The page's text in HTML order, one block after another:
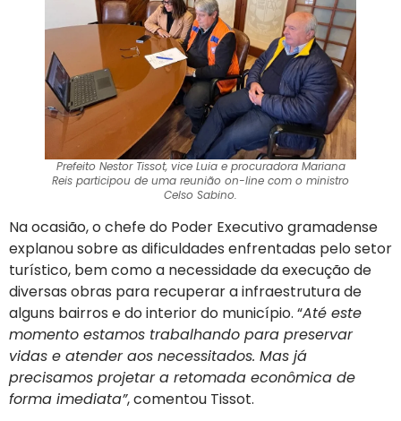
Prefeito Nestor Tissot, vice Luia e procuradora Mariana
Reis participou de uma reunião on-line com o ministro
Celso Sabino.
Na ocasião, o chefe do Poder Executivo gramadense
explanou sobre as dificuldades enfrentadas pelo setor
turístico, bem como a necessidade da execução de
diversas obras para recuperar a infraestrutura de
alguns bairros e do interior do município. “Até este
momento estamos trabalhando para preservar
vidas e atender aos necessitados. Mas já
precisamos projetar a retomada econômica de
forma imediata”, comentou Tissot.